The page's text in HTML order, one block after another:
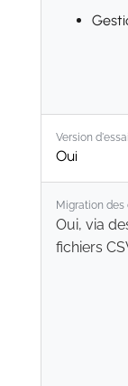
Version d'essai
Oui
Migration des
Oui, via
fichiers